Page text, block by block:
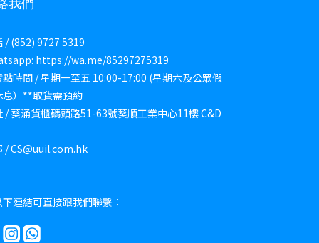
/ (852) 9727 5319
https://wa.me/85297275319
點時間 / 星期一至五 10:00-17:00 (星期六及公眾假
息）**取貨需預約
/ 葵涌貨櫃碼頭路51-63號葵順工業中心11樓 C&D
/ CS@uuil.com.hk
連結可直接跟我們聯繫：